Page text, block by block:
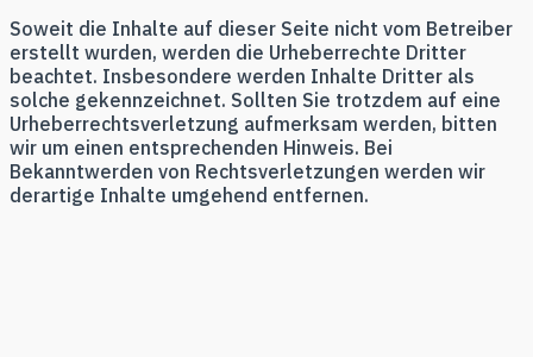
Soweit die Inhalte auf dieser Seite nicht vom Betreiber
erstellt wurden, werden die Urheberrechte Dritter
beachtet. Insbesondere werden Inhalte Dritter als
solche gekennzeichnet. Sollten Sie trotzdem auf eine
Urheberrechtsverletzung aufmerksam werden, bitten
wir um einen entsprechenden Hinweis. Bei
Bekanntwerden von Rechtsverletzungen werden wir
derartige Inhalte umgehend entfernen.